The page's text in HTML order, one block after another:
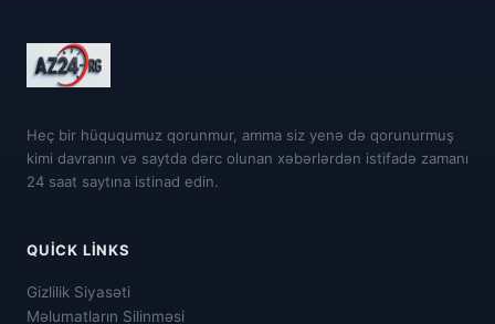
Heç bir hüququmuz qorunmur, amma siz yenə də qorunurmuş
kimi davranın və saytda dərc olunan xəbərlərdən istifadə zamanı
24 saat saytına istinad edin.
QUICK LINKS
Gizlilik Siyasəti
Məlumatların Silinməsi